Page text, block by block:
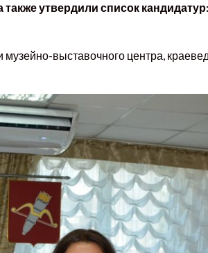
утвердили список
выставочного центра,